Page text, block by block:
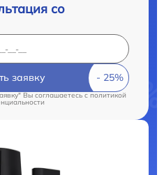
со
заявку
Вы соглашаетесь cполитикой